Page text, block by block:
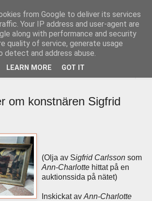
från Uddevallas horisont
om konstnären Sigfrid
(Olja av Sigfrid Carlsson som
Ann-Charlotte hittat på en
auktionssida på nätet)
Inskickat av Ann-Charlotte
from Google to deliver its services
Your IP address and user-agent are
along with performance and security
quality of service, generate usage
detect and address abuse.
LEARN MORE GOT IT